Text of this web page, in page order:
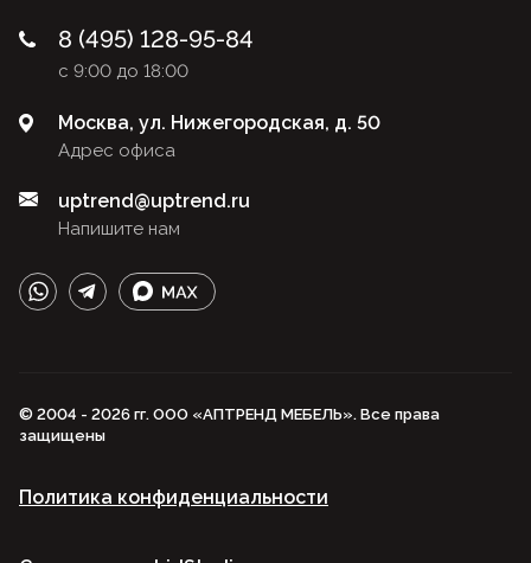
8 (495) 128-95-84
с 9:00 до 18:00
Адрес офиса
Москва, ул. Нижегородская, д. 50
Напишите нам
uptrend@uptrend.ru
© 2004 - 2026 гг. ООО «АПТРЕНД МЕБЕЛЬ». Все права
защищены
Политика конфиденциальности